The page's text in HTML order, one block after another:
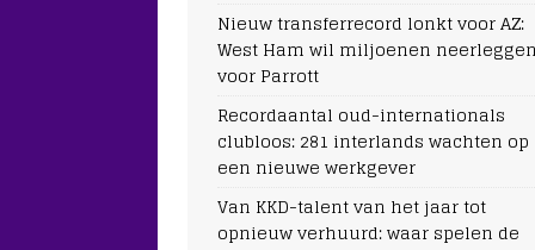
Nieuw transferrecord lonkt voor AZ:
West Ham wil miljoenen
voor Parrott
Recordaantal oud-internationals
clubloos: 281 interlands wachten op
een nieuwe werkgever
Van KKD-talent van het jaar tot
opnieuw verhuurd: waar spelen de